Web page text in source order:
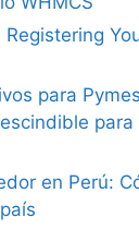
para
para
en Perú: